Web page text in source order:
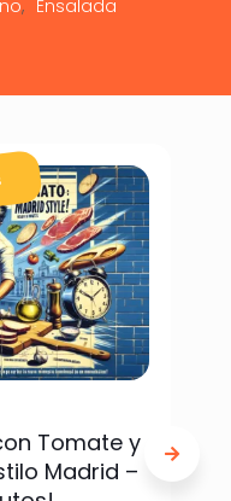
Ensalada
Tomate y
Madrid –